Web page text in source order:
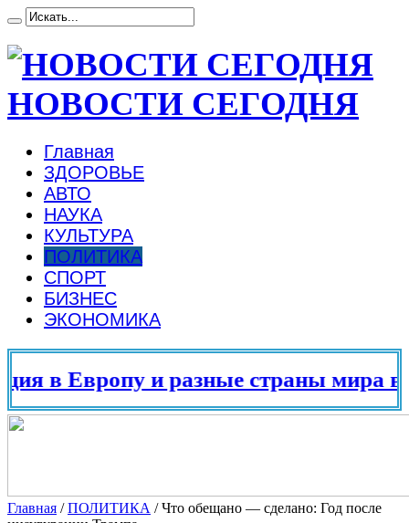
НОВОСТИ СЕГОДНЯ
Главная
ЗДОРОВЬЕ
АВТО
НАУКА
КУЛЬТУРА
ПОЛИТИКА
СПОРТ
БИЗНЕС
ЭКОНОМИКА
в Европу и разные страны мира в
Главная /ПОЛИТИКА /Что обещано — сделано: Год после